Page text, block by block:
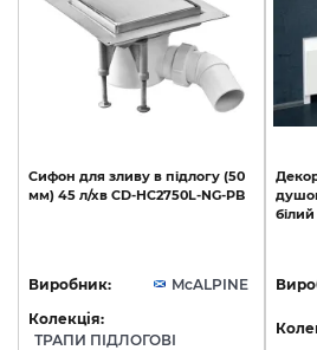
Сифон для зливу в підлогу (50
мм) 45 л/хв CD-HC2750L-NG-PB
Виробник:
McALPINE
Колекція:
ТРАПИ ПІДЛОГОВІ
білий